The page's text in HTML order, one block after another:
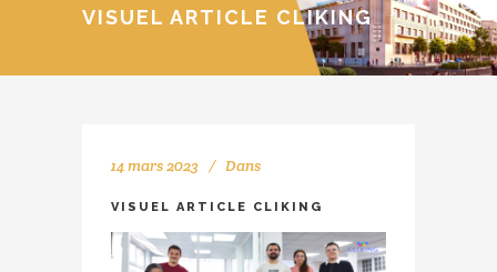
VISUEL ARTICLE CLIKING
14 mars 2023 Dans
VISUEL ARTICLE CLIKING